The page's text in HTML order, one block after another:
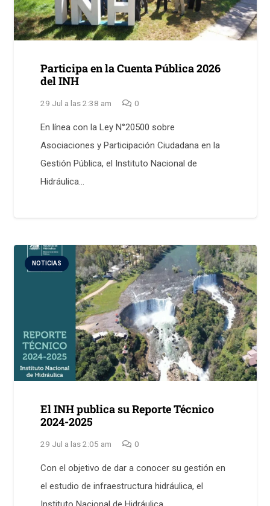
Participa en la Cuenta Pública 2026
del INH
29 Jul a las 2:38 am 0
En línea con la Ley N°20500 sobre
Asociaciones y Participación Ciudadana en la
Gestión Pública, el Instituto Nacional de
Hidráulica…
NOTICIAS
El INH publica su Reporte Técnico
2024-2025
29 Jul a las 2:05 am 0
Con el objetivo de dar a conocer su gestión en
el estudio de infraestructura hidráulica, el